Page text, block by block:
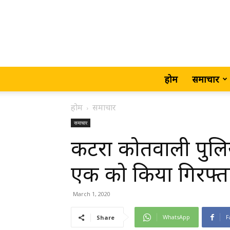
होम समाचार
होम समाचार
समाचार
कटरा कोतवाली
एक को किया
March 1, 2020
Share WhatsApp